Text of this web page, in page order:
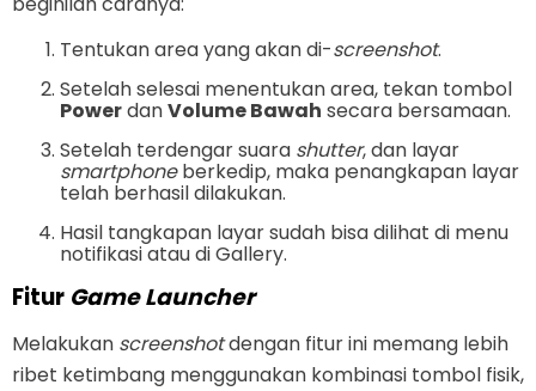
Tentukan area yang akan di-screenshot.
Setelah selesai menentukan area, tekan tombol
PowerdanVolume Bawah secara bersamaan.
Setelah terdengar suara shutter, dan layar
smartphoneberkedip, maka penangkapan layar
telah berhasil dilakukan.
Hasil tangkapan layar sudah bisa dilihat di menu
notifikasi atau di Gallery.
Fitur Game Launcher
Melakukan screenshotdengan fitur ini memang lebih
ribet ketimbang menggunakan kombinasi tombol fisik,